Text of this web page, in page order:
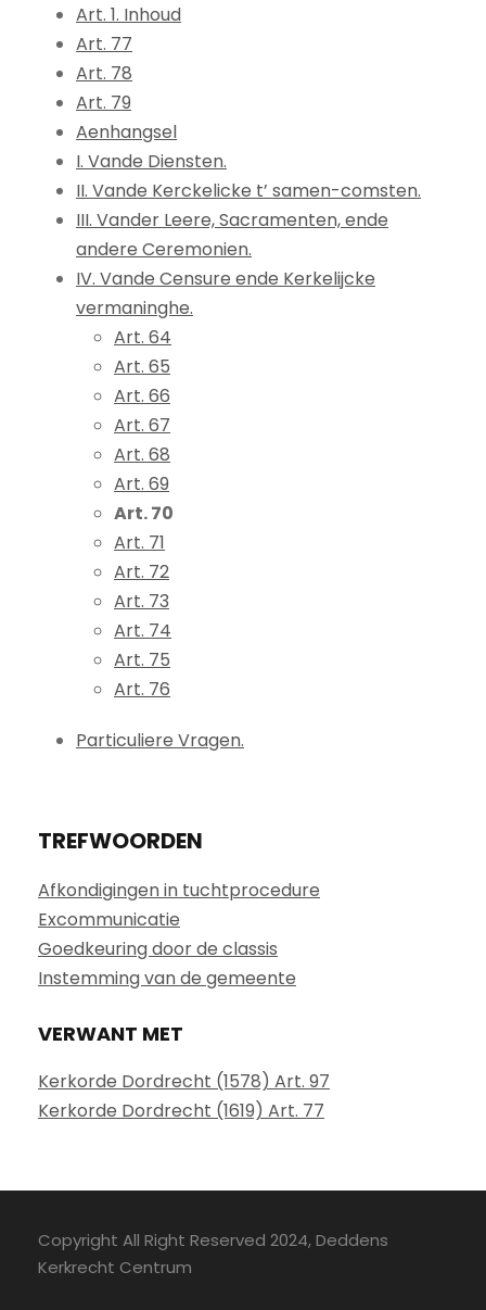
Art. 1. Inhoud
Art. 77
Art. 78
Art. 79
Aenhangsel
I. Vande Diensten.
II. Vande Kerckelicke t’ samen-comsten.
III. Vander Leere, Sacramenten, ende
andere Ceremonien.
IV. Vande Censure ende Kerkelijcke
vermaninghe.
Art. 64
Art. 65
Art. 66
Art. 67
Art. 68
Art. 69
Art. 70
Art. 71
Art. 72
Art. 73
Art. 74
Art. 75
Art. 76
Particuliere Vragen.
TREFWOORDEN
Afkondigingen in tuchtprocedure
Excommunicatie
Goedkeuring door de classis
Instemming van de gemeente
VERWANT MET
Kerkorde Dordrecht (1578) Art. 97
Kerkorde Dordrecht (1619) Art. 77
Copyright All Right Reserved 2024, Deddens
Kerkrecht Centrum